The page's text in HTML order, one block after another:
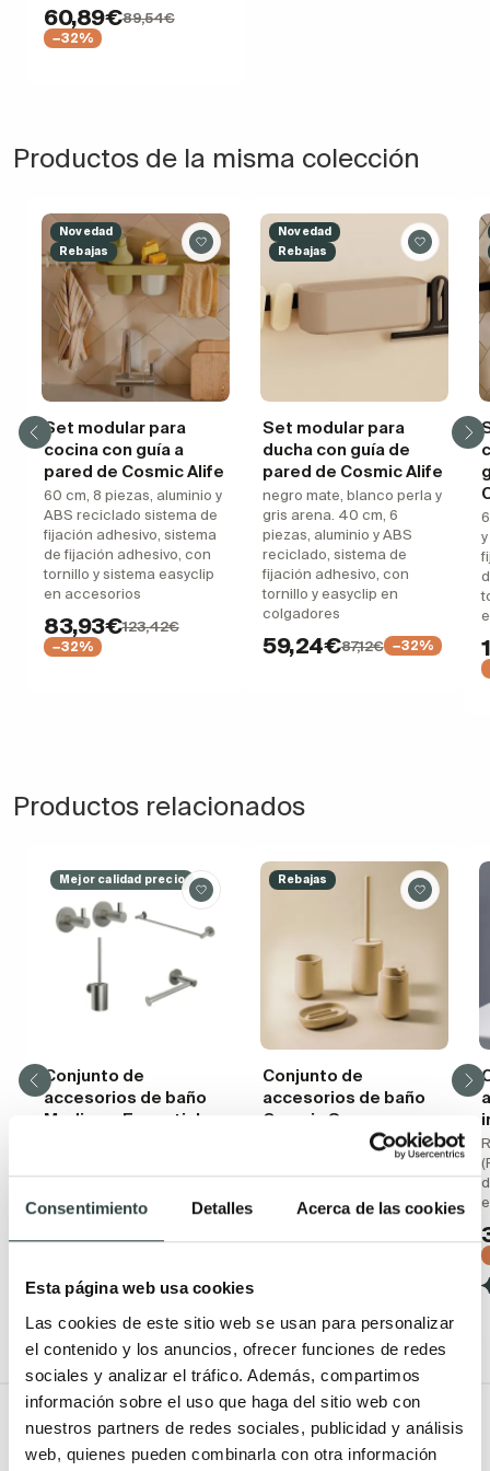
Consentimiento Detalles Acerca de las cookies
Esta página web usa cookies
Las cookies de este sitio web se usan para personalizar
el contenido y los anuncios, ofrecer funciones de redes
sociales y analizar el tráfico. Además, compartimos
información sobre el uso que haga del sitio web con
nuestros partners de redes sociales, publicidad y análisis
web, quienes pueden combinarla con otra información
60,89€89,54€
−32%
Productos de la misma colección
Novedad
Rebajas
Set modular para
cocina con guía a
pared de Cosmic Alife
60 cm, 8 piezas, aluminio y
ABS reciclado sistema de
fijación adhesivo, sistema
de fijación adhesivo, con
tornillo y sistema easyclip
en accesorios
83,93€123,42€
−32%
Novedad
Rebajas
Set modular para
ducha con guía de
pared de Cosmic Alife
negro mate, blanco perla y
gris arena. 40 cm, 6
piezas, aluminio y ABS
reciclado, sistema de
fijación adhesivo, con
tornillo y easyclip en
colgadores
59,24€87,12€ −32%
Productos relacionados
Mejor calidad precio
Conjunto de
accesorios de baño
Medimex Essential
79,19€93,17€ −15%
(2)
+ 2
Rebajas
Conjunto de
accesorios de baño
Cosmic Saona
63,36€93,17€ −32%
(1)
Todo Muebles de baño